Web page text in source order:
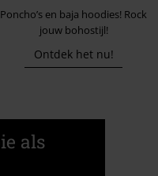
Poncho’s en baja hoodies! Rock
jouw bohostijl!
Ontdek het nu!
als